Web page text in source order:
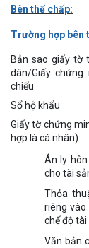
Bên thế chấp:
Trường hợp bên
Bản sao giấy tờ
dân/Giấy
chiếu
Sổ hộ khẩu
Giấy tờ chứng
hợp là cá nhân):
Án ly
cho tài
Thỏa
riêng
chế độ tài
Văn bản